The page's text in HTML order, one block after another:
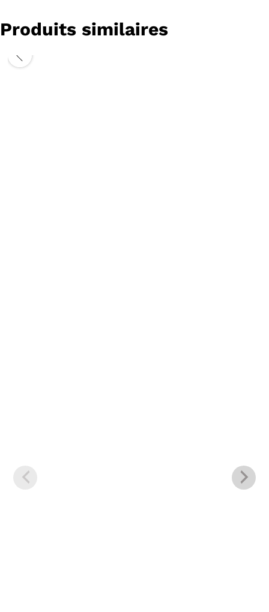
Produits similaires